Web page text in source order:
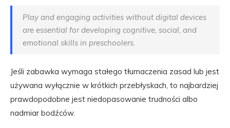
Play and engaging activities without digital devices
are essential for developing cognitive, social, and
emotional skills in preschoolers.
Jeśli zabawka wymaga stałego tłumaczenia zasad lub jest
używana wyłącznie w krótkich przebłyskach, to najbardziej
prawdopodobne jest niedopasowanie trudności albo
nadmiar bodźców.